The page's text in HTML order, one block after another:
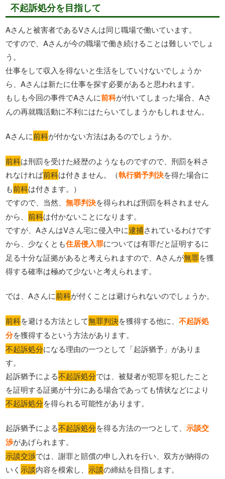
不起訴処分を目指して
Aさんと被害者であるVさんは同じ職場で働いています。
ですので、Aさんが今の職場で働き続けることは難しいでしょ
う。
仕事をして収入を得ないと生活をしていけないでしょうか
ら、Aさんは新たに仕事を探す必要があると思われます。
もしも今回の事件でAさんに前科が付いてしまった場合、Aさ
んの再就職活動に不利にはたらいてしまうかもしれません。
Aさんに前科が付かない方法はあるのでしょうか。
前科は刑罰を受けた経歴のようなものですので、刑罰を科さ
れなければ前科は付きません。（執行猶予判決を得た場合に
も前科は付きます。）
ですので、当然、無罪判決を得られれば刑罰を科されません
から、前科は付かないことになります。
ですが、AさんはVさん宅に侵入中に逮捕されているわけです
から、少なくとも住居侵入罪については有罪だと証明するに
足る十分な証拠があると考えられますので、Aさんが無罪を獲
得する確率は極めて少ないと考えられます。
では、Aさんに前科が付くことは避けられないのでしょうか。
前科を避ける方法として無罪判決を獲得する他に、不起訴処
分を獲得するという方法があります。
不起訴処分になる理由の一つとして「起訴猶予」がありま
す。
起訴猶予による不起訴処分では、被疑者が犯罪を犯したこと
を証明する証拠が十分にある場合であっても情状などにより
不起訴処分を得られる可能性があります。
起訴猶予による不起訴処分を得る方法の一つとして、示談交
渉があげられます。
示談交渉では、謝罪と賠償の申し入れを行い、双方が納得の
いく示談内容を模索し、示談の締結を目指します。